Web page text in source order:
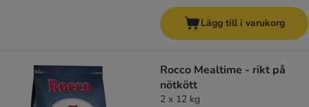
Lägg till i varukorg
Rocco Mealtime - rikt på
nötkött
2 x 12 kg